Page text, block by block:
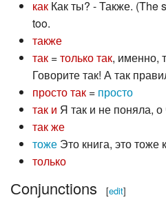
как Как ты? - Также. (The
too.
также
так =только так, именно,
Говорите так! А так
просто так = просто
так и Я так и не поняла,
так же
тоже Это книга, это тоже
только
Сonjunctions [edit]